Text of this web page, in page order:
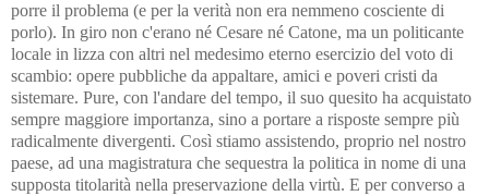
porre il problema (e per la verità non era nemmeno cosciente di
porlo). In giro non c'erano né Cesare né Catone, ma un politicante
locale in lizza con altri nel medesimo eterno esercizio del voto di
scambio: opere pubbliche da appaltare, amici e poveri cristi da
sistemare. Pure, con l'andare del tempo, il suo quesito ha acquistato
sempre maggiore importanza, sino a portare a risposte sempre più
radicalmente divergenti. Così stiamo assistendo, proprio nel nostro
paese, ad una magistratura che sequestra la politica in nome di una
supposta titolarità nella preservazione della virtù. E per converso a